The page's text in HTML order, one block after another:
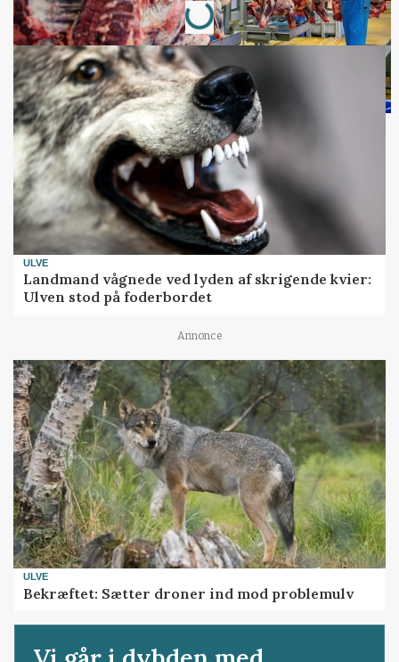
Loading...
ULVE
Landmand vågnede ved lyden af skrigende kvier:
Ulven stod på foderbordet
Annonce
ULVE
Bekræftet: Sætter droner ind mod problemulv